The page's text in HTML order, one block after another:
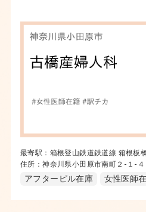
最寄駅：箱根登山鉄道鉄道線 箱根板
住所：神奈川県小田原市南町２-１-４
アフターピル在庫 女性医師